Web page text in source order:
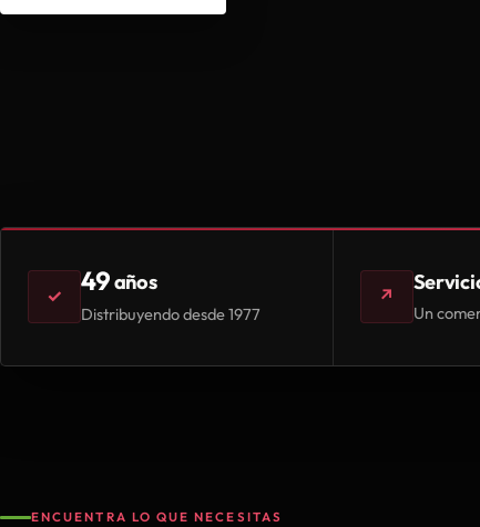
✓ 49años
Distribuyendo desde 1977
↗
Un
ENCUENTRA LO QUE NECESITAS